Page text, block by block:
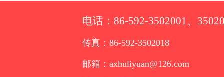
电话：86-592-3502001、
传真：86-592-3502018
邮箱：axhuliyuan@126.com